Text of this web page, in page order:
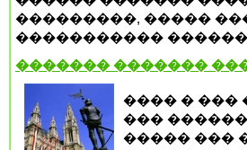
���������, �����
�����������
������� �������
���� � ���
���
����� ���